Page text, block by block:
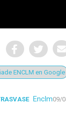
ENCLM en Google
Enclm09/